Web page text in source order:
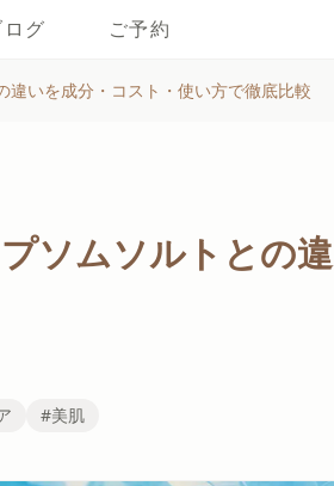
グ ご予約
いを成分・コスト・使い方で徹底比較
ソムソルトとの違
#美肌